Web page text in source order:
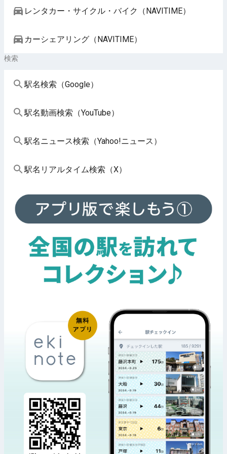
レンタカー・サイクル・バイク（NAVITIME）
カーシェアリング（NAVITIME）
検索
駅名検索（Google）
駅名動画検索（YouTube）
駅名ニュース検索（Yahoo!ニュース）
駅名リアルタイム検索（X）